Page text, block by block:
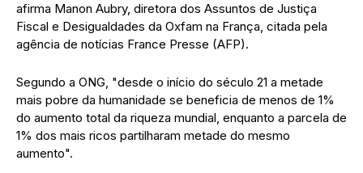
afirma Manon Aubry, diretora dos Assuntos de Justiça
Fiscal e Desigualdades da Oxfam na França, citada pela
agência de notícias France Presse (AFP).
Segundo a ONG, "desde o início do século 21 a metade
mais pobre da humanidade se beneficia de menos de 1%
do aumento total da riqueza mundial, enquanto a parcela de
1% dos mais ricos partilharam metade do mesmo
aumento".